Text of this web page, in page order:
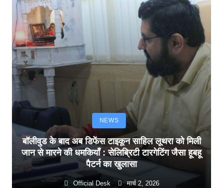
NEWS
बॉलीवुड के बाद अब डिफेंस टाइकून साहिल लूथरा को मिली
जान से मारने की धमकियाँ : सेलिब्रिटी टारगेटिंग जैसा हूबहू
पैटर्न का खुलासा
Official Desk मार्च 2, 2026